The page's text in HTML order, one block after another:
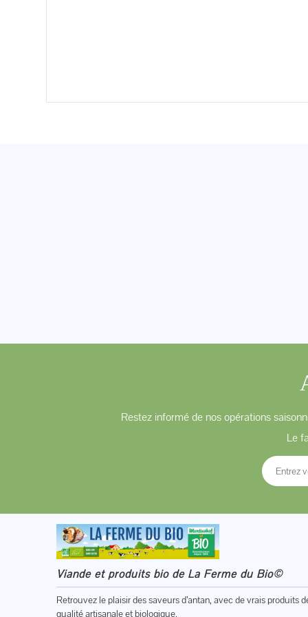
Restez informé de nos opérations
Le
Viande et produits bio de La Ferme du Bio©
Retrouvez le plaisir des saveurs d’antan, avec de vrais produits
qualité artisanale et biologique.